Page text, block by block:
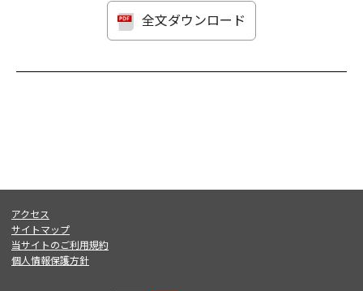
全文ダウンロード
アクセス
サイトマップ
当サイトのご利用規約
個人情報保護方針